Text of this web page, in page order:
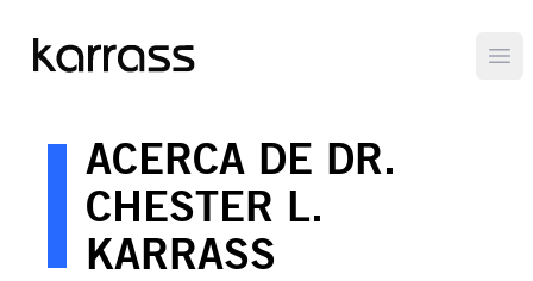
ACERCA DE DR.
CHESTER L.
KARRASS